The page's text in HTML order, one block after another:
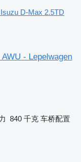
D-Max 2.5TD
- Lepelwagen
840 千克 车桥配置